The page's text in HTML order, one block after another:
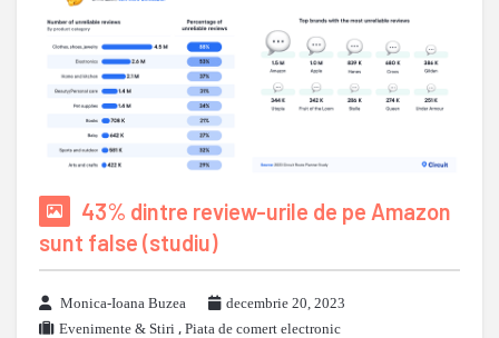
43% dintre review-urile de pe Amazon
sunt false (studiu)
Monica-Ioana Buzea
decembrie 20, 2023
Evenimente & Stiri , Piata de comert electronic